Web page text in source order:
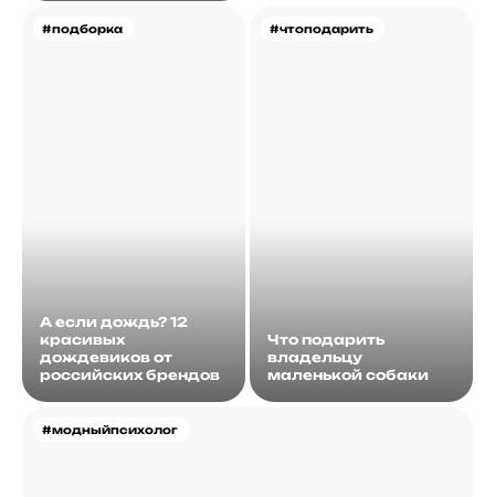
#подборка
А если дождь? 12
красивых
дождевиков от
российских брендов
#модныйпсихолог
#чтоподарить
Что подарить
владельцу
маленькой собаки